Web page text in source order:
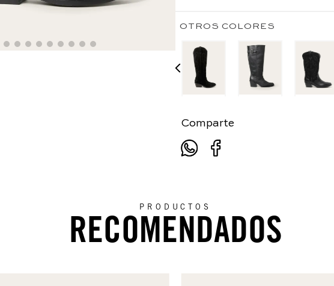
OTROS COLORES
Comparte
PRODUCTOS
RECOMENDADOS